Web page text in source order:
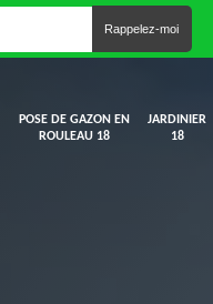
POSE DE GAZON EN
ROULEAU 18
JARDINIER
18